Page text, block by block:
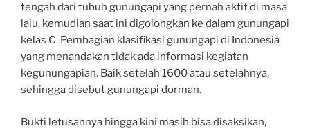
tengah dari tubuh gunungapi yang pernah aktif di masa
lalu, kemudian saat ini digolongkan ke dalam gunungapi
kelas C. Pembagian klasifikasi gunungapi di Indonesia
yang menandakan tidak ada informasi kegiatan
kegunungapian. Baik setelah 1600 atau setelahnya,
sehingga disebut gunungapi dorman.
Bukti letusannya hingga kini masih bisa disaksikan,